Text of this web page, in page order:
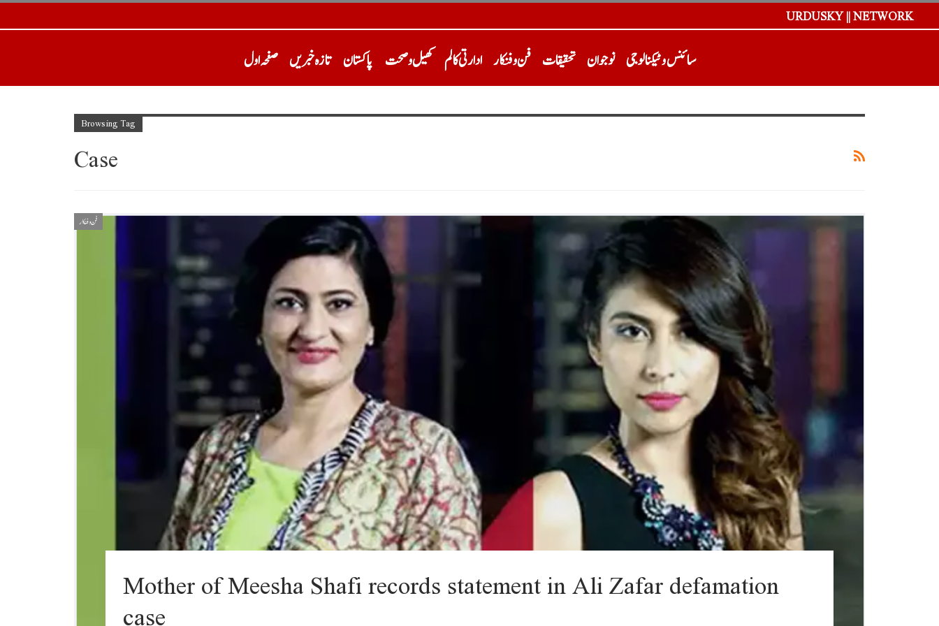
URDUSKY || NETWORK
صفحہ اول تازہ خبریں پاکستان کھیل و صحت ادارتی کالم فن و فنکار تحقیقات نوجوان سائنس و ٹیکنالوجی
Browsing Tag
Case
فن و فنکار
Mother of Meesha Shafi records statement in Ali Zafar defamation
case